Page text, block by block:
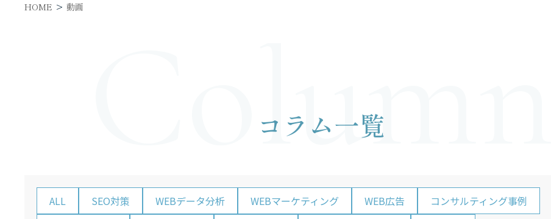
お問い合わせ 資料請求
HOME 動画
Column
コラム一覧
ALL SEO対策 WEBデータ分析 WEBマーケティング WEB広告
コンサルティング事例